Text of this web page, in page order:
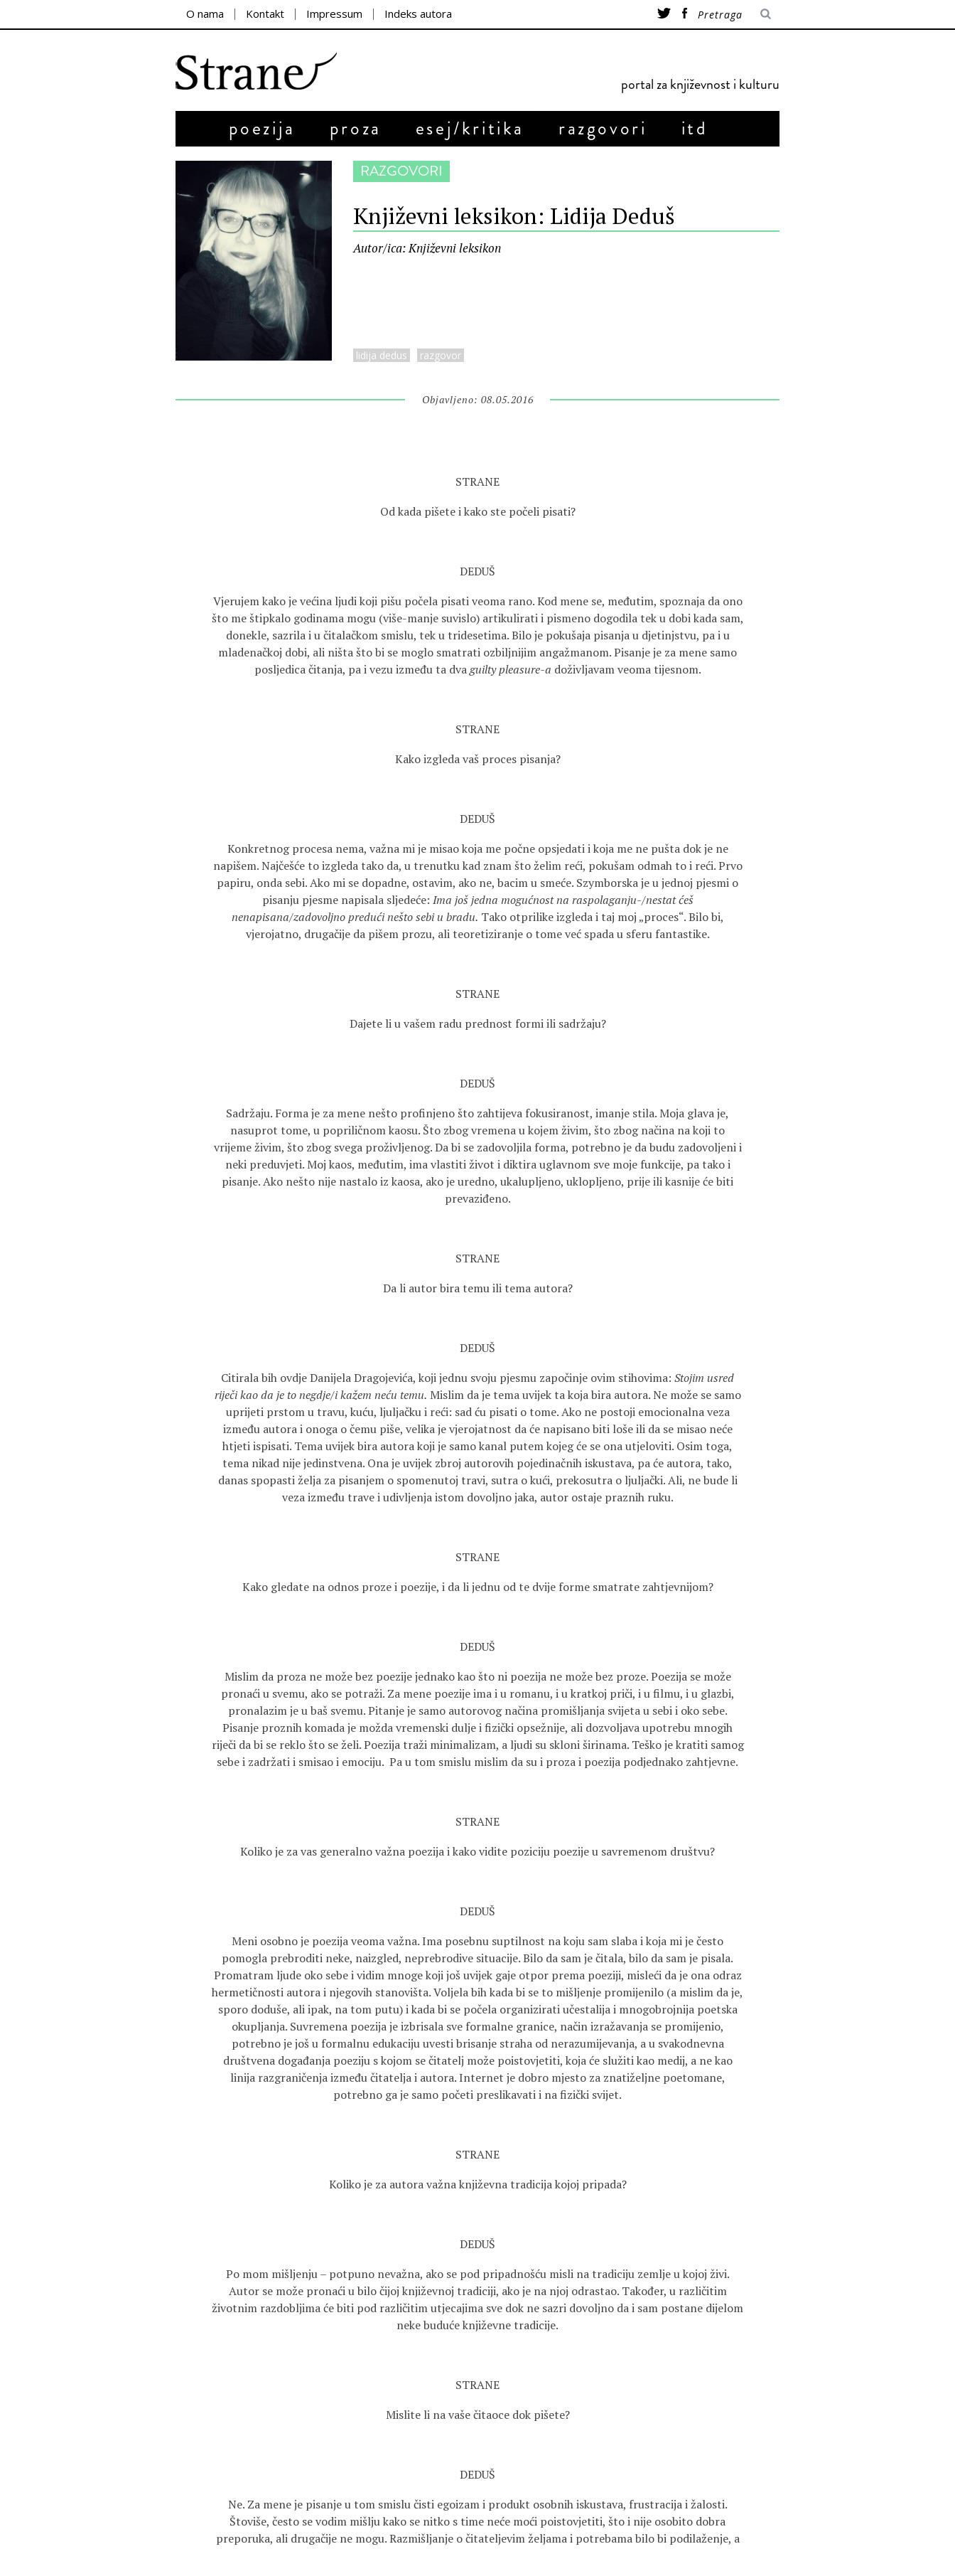
O nama Kontakt Impressum Indeks autora
portal za književnost i kulturu
poezija proza esej/kritika razgovori itd
RAZGOVORI
Književni leksikon: Lidija Deduš
Autor/ica: Književni leksikon
lidija dedus razgovor
Objavljeno: 08.05.2016
STRANE
Od kada pišete i kako ste počeli pisati?
DEDUŠ
Vjerujem kako je većina ljudi koji pišu počela pisati veoma rano. Kod mene se, međutim, spoznaja da ono
što me štipkalo godinama mogu (više-manje suvislo) artikulirati i pismeno dogodila tek u dobi kada sam,
donekle, sazrila i u čitalačkom smislu, tek u tridesetima. Bilo je pokušaja pisanja u djetinjstvu, pa i u
mladenačkoj dobi, ali ništa što bi se moglo smatrati ozbiljnijim angažmanom. Pisanje je za mene samo
posljedica čitanja, pa i vezu između ta dvaguilty pleasure-a doživljavam veoma tijesnom.
STRANE
Kako izgleda vaš proces pisanja?
DEDUŠ
Konkretnog procesa nema, važna mi je misao koja me počne opsjedati i koja me ne pušta dok je ne
napišem. Najčešće to izgleda tako da, u trenutku kad znam što želim reći, pokušam odmah to i reći. Prvo
papiru, onda sebi. Ako mi se dopadne, ostavim, ako ne, bacim u smeće. Szymborska je u jednoj pjesmi o
pisanju pjesme napisala sljedeće: Ima još jedna mogućnost na raspolaganju-/nestat ćeš
nenapisana/zadovoljno predući nešto sebi u bradu. Tako otprilike izgleda i taj moj „proces“. Bilo bi,
vjerojatno, drugačije da pišem prozu, ali teoretiziranje o tome već spada u sferu fantastike.
STRANE
Dajete li u vašem radu prednost formi ili sadržaju?
DEDUŠ
Sadržaju. Forma je za mene nešto profinjeno što zahtijeva fokusiranost, imanje stila. Moja glava je,
nasuprot tome, u popriličnom kaosu. Što zbog vremena u kojem živim, što zbog načina na koji to
vrijeme živim, što zbog svega proživljenog. Da bi se zadovoljila forma, potrebno je da budu zadovoljeni i
neki preduvjeti. Moj kaos, međutim, ima vlastiti život i diktira uglavnom sve moje funkcije, pa tako i
pisanje. Ako nešto nije nastalo iz kaosa, ako je uredno, ukalupljeno, uklopljeno, prije ili kasnije će biti
prevaziđeno.
STRANE
Da li autor bira temu ili tema autora?
DEDUŠ
Citirala bih ovdje Danijela Dragojevića, koji jednu svoju pjesmu započinje ovim stihovima: Stojim usred
riječi kao da je to negdje/i kažem neću temu. Mislim da je tema uvijek ta koja bira autora. Ne može se samo
uprijeti prstom u travu, kuću, ljuljačku i reći: sad ću pisati o tome. Ako ne postoji emocionalna veza
između autora i onoga o čemu piše, velika je vjerojatnost da će napisano biti loše ili da se misao neće
htjeti ispisati. Tema uvijek bira autora koji je samo kanal putem kojeg će se ona utjeloviti. Osim toga,
tema nikad nije jedinstvena. Ona je uvijek zbroj autorovih pojedinačnih iskustava, pa će autora, tako,
danas spopasti želja za pisanjem o spomenutoj travi, sutra o kući, prekosutra o ljuljački. Ali, ne bude li
veza između trave i udivljenja istom dovoljno jaka, autor ostaje praznih ruku.
STRANE
Kako gledate na odnos proze i poezije, i da li jednu od te dvije forme smatrate zahtjevnijom?
DEDUŠ
Mislim da proza ne može bez poezije jednako kao što ni poezija ne može bez proze. Poezija se može
pronaći u svemu, ako se potraži. Za mene poezije ima i u romanu, i u kratkoj priči, i u filmu, i u glazbi,
pronalazim je u baš svemu. Pitanje je samo autorovog načina promišljanja svijeta u sebi i oko sebe.
Pisanje proznih komada je možda vremenski dulje i fizički opsežnije, ali dozvoljava upotrebu mnogih
riječi da bi se reklo što se želi. Poezija traži minimalizam, a ljudi su skloni širinama. Teško je kratiti samog
sebe i zadržati i smisao i emociju. Pa u tom smislu mislim da su i proza i poezija podjednako zahtjevne.
STRANE
Koliko je za vas generalno važna poezija i kako vidite poziciju poezije u savremenom društvu?
DEDUŠ
Meni osobno je poezija veoma važna. Ima posebnu suptilnost na koju sam slaba i koja mi je često
pomogla prebroditi neke, naizgled, neprebrodive situacije. Bilo da sam je čitala, bilo da sam je pisala.
Promatram ljude oko sebe i vidim mnoge koji još uvijek gaje otpor prema poeziji, misleći da je ona odraz
hermetičnosti autora i njegovih stanovišta. Voljela bih kada bi se to mišljenje promijenilo (a mislim da je,
sporo doduše, ali ipak, na tom putu) i kada bi se počela organizirati učestalija i mnogobrojnija poetska
okupljanja. Suvremena poezija je izbrisala sve formalne granice, način izražavanja se promijenio,
potrebno je još u formalnu edukaciju uvesti brisanje straha od nerazumijevanja, a u svakodnevna
društvena događanja poeziju s kojom se čitatelj može poistovjetiti, koja će služiti kao medij, a ne kao
linija razgraničenja između čitatelja i autora. Internet je dobro mjesto za znatiželjne poetomane,
potrebno ga je samo početi preslikavati i na fizički svijet.
STRANE
Koliko je za autora važna književna tradicija kojoj pripada?
DEDUŠ
Po mom mišljenju – potpuno nevažna, ako se pod pripadnošću misli na tradiciju zemlje u kojoj živi.
Autor se može pronaći u bilo čijoj književnoj tradiciji, ako je na njoj odrastao. Također, u različitim
životnim razdobljima će biti pod različitim utjecajima sve dok ne sazri dovoljno da i sam postane dijelom
neke buduće književne tradicije.
STRANE
Mislite li na vaše čitaoce dok pišete?
DEDUŠ
Ne. Za mene je pisanje u tom smislu čisti egoizam i produkt osobnih iskustava, frustracija i žalosti.
Štoviše, često se vodim mišlju kako se nitko s time neće moći poistovjetiti, što i nije osobito dobra
preporuka, ali drugačije ne mogu. Razmišljanje o čitateljevim željama i potrebama bilo bi podilaženje, a